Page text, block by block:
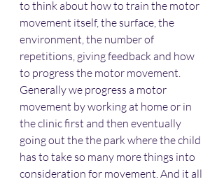
to think about how to train the motor
movement itself, the surface, the
environment, the number of
repetitions, giving feedback and how
to progress the motor movement.
Generally we progress a motor
movement by working at home or in
the clinic first and then eventually
going out the the park where the child
has to take so many more things into
consideration for movement. And it all